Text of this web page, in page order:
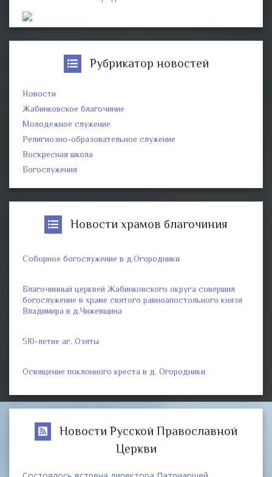
Рубрикатор новостей
Новости
Жабинковское благочиние
Молодежное служение
Религиозно-образовательное служение
Воскресная школа
Богослужения
Новости храмов благочиния
Соборное богослужение в д.Огородники
Благочинный церквей Жабинковского округа совершил
богослужение в храме святого равноапостольного князя
Владимира в д.Чижевщина
510-летие аг. Озяты
Освящение поклонного креста в д. Огородники
Новости Русской Православной
Церкви